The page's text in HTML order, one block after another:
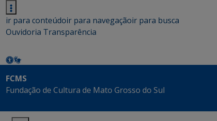
ir para conteúdoir para navegaçãoir para busca
Ouvidoria Transparência
FCMS
Fundação de Cultura de Mato Grosso do Sul